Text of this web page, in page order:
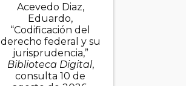
Acevedo Diaz,
Eduardo,
“Codificación del
derecho federal y su
jurisprudencia,”
Biblioteca Digital,
consulta 10 de